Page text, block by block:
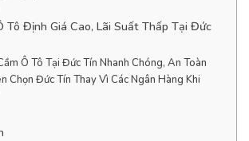
Tô Định Giá Cao, Lãi Suất Thấp Tại Đức
Ô Tô Tại Đức Tín Nhanh Chóng, An Toàn
Chọn Đức Tín Thay Vì Các Ngân Hàng Khi